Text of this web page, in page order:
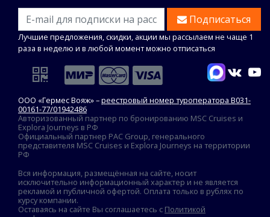
Подписаться
Лучшие предложения, скидки, акции мы рассылаем не чаще 1
раза в неделю и в любой момент можно отписаться
ООО «Гермес Вояж» –реестровый номер туроператора В031-
00161-77/01942486
Авторизованный партнер по бронированию MSC Cruises и
Explora Journeys в РФ
Официальный партнер PAC Group, генерального
представителя MSC Cruises и Explora Journeys на территории
РФ
Вся информация, размещённая на сайте, носит
исключительно информационный характер и не является
рекламой и публичной офертой. Оплата только в рублях по
курсу компании.
Оставаясь на сайте Вы соглашаетесь с Политикой